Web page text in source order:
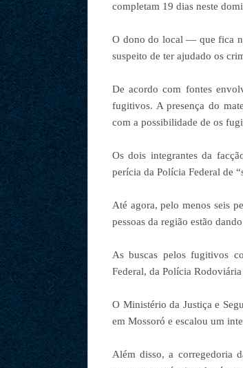
completam 19 dias neste
O dono do local — que fica
suspeito de ter ajudado os
De acordo com fontes
fugitivos. A presença do
com a possibilidade de os
Os dois integrantes da
perícia da Polícia Federal de
Até agora, pelo menos seis
pessoas da região estão
As buscas pelos fugitivos
Federal, da Polícia
O Ministério da Justiça e
em Mossoró e escalou um
Além disso, a corregedoria